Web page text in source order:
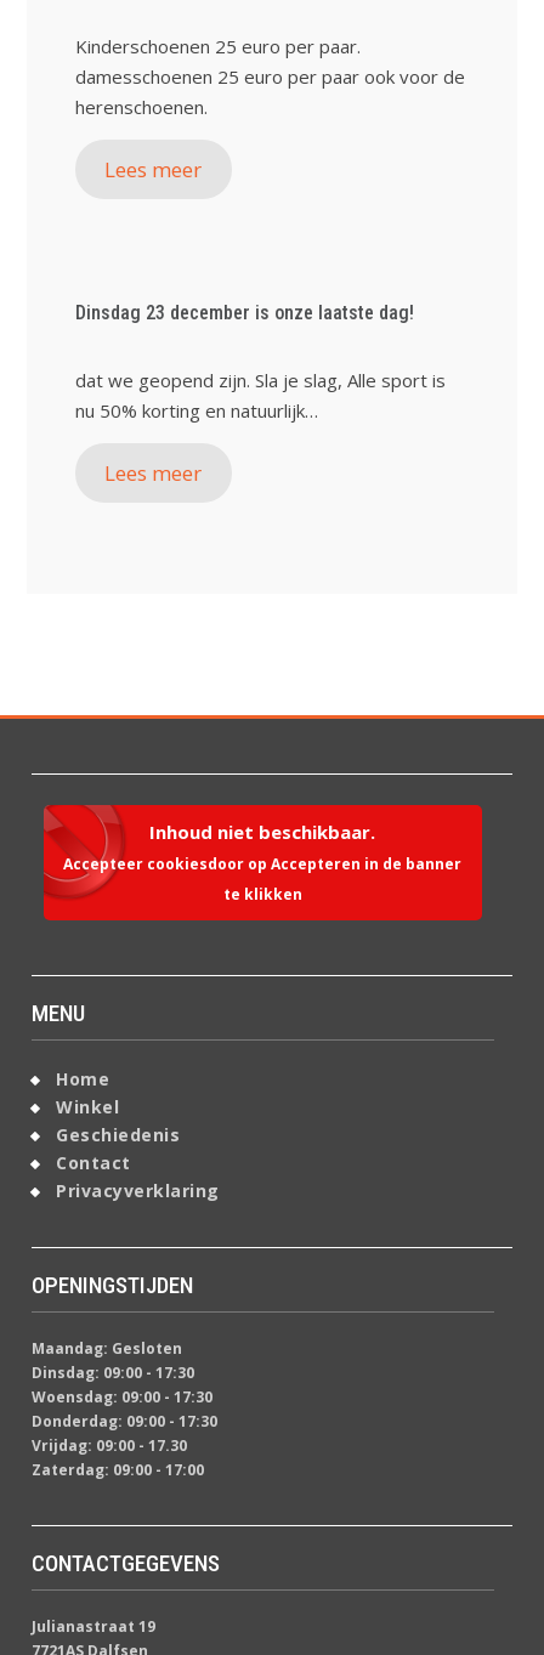
Kinderschoenen 25 euro per paar.
damesschoenen 25 euro per paar ook voor de
herenschoenen.
Lees meer
Dinsdag 23 december is onze laatste dag!
dat we geopend zijn. Sla je slag, Alle sport is
nu 50% korting en natuurlijk…
Lees meer
Inhoud niet beschikbaar.
Accepteer cookiesdoor op Accepteren in de banner
te klikken
MENU
Home
Winkel
Geschiedenis
Contact
Privacyverklaring
OPENINGSTIJDEN
Maandag: Gesloten
Dinsdag: 09:00 - 17:30
Woensdag: 09:00 - 17:30
Donderdag: 09:00 - 17:30
Vrijdag: 09:00 - 17.30
Zaterdag: 09:00 - 17:00
CONTACTGEGEVENS
Julianastraat 19
7721AS Dalfsen